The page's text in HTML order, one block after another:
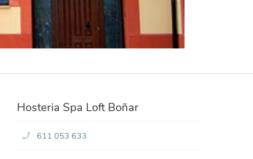
Hosteria Spa Loft Boñar
611 053 633